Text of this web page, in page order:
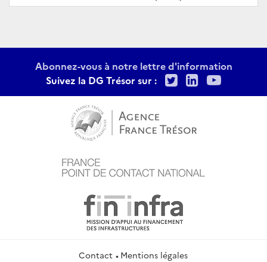
Abonnez-vous à notre lettre d'information
Suivez la DG Trésor sur :
TwitterLinkedIn
Contact
Mentions légales